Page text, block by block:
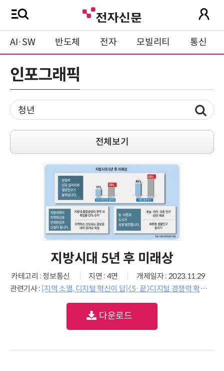
AI·SW 반도체 전자 모빌리티 통신
인포그래픽
전체보기
지방시대 5년 후 미래상
카테고리 : 정보통신 지면 : 4면
개제일자 : 2023.11.29
관련기사 : [지역 소멸, 디지털 혁신이 답]〈5·끝〉디지털 경쟁력 확보로 지역 위기 극복해야
다운로드